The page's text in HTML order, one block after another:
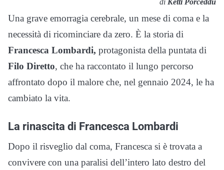
di Ketti Porceddu
Una grave emorragia cerebrale, un mese di coma e la
necessità di ricominciare da zero. È la storia di
Francesca Lombardi, protagonista della puntata di
Filo Diretto, che ha raccontato il lungo percorso
affrontato dopo il malore che, nel gennaio 2024, le ha
cambiato la vita.
La rinascita di Francesca Lombardi
Dopo il risveglio dal coma, Francesca si è trovata a
convivere con una paralisi dell’intero lato destro del